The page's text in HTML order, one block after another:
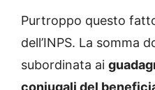
Purtroppo questo
dell’INPS. La somma
subordinata ai